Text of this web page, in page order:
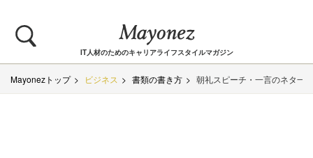
IT人材のためのキャリアライフスタイルマガジン
Mayonezトップ ビジネス 書類の書き方 朝礼スピーチ・一言のネタ一